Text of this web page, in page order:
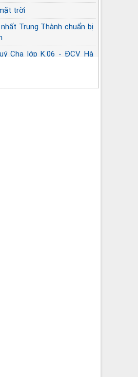
trời
Trung Thành chuẩn bị
Cha lớp K.06 - ĐCV Hà